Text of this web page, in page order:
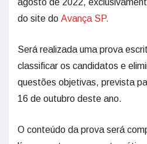
agosto de 2022,
do site do Avança SP.
Será realizada uma prova
classificar os candidatos e
questões objetivas, prevista
16 de outubro deste ano.
O conteúdo da prova será